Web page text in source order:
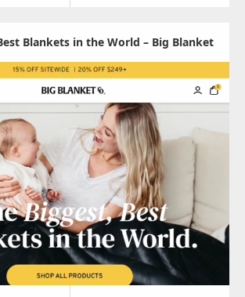
Blankets in the World – Big Blanket
Сo®
Update:
2024.04.23
Category:
その他
Visit